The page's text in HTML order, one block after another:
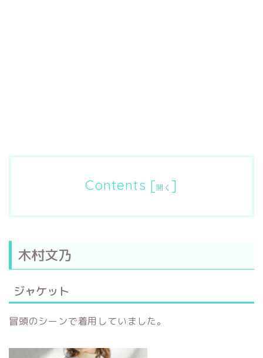
Contents [開く ]
木村文乃
ジャケット
冒頭のシーンで着用していました。